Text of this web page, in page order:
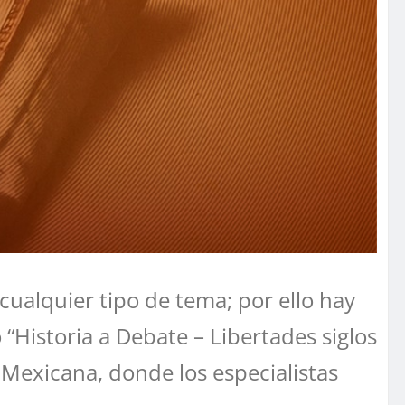
tipo de tema; por ello hay
a Debate – Libertades siglos
donde los especialistas